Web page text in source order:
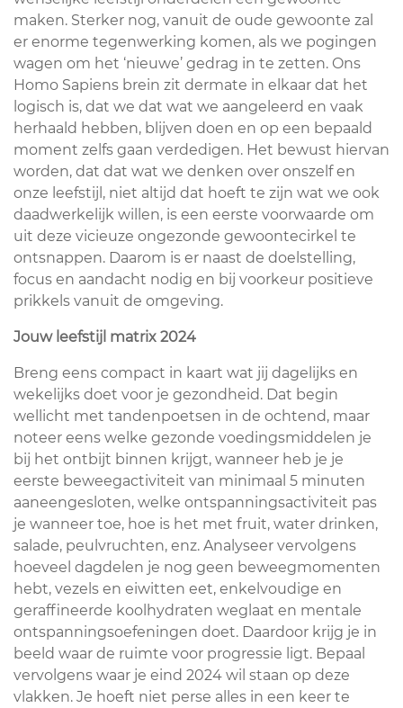
maken. Sterker nog, vanuit de oude gewoonte zal
er enorme tegenwerking komen, als we pogingen
wagen om het ‘nieuwe’ gedrag in te zetten. Ons
Homo Sapiens brein zit dermate in elkaar dat het
logisch is, dat we dat wat we aangeleerd en vaak
herhaald hebben, blijven doen en op een bepaald
moment zelfs gaan verdedigen. Het bewust hiervan
worden, dat dat wat we denken over onszelf en
onze leefstijl, niet altijd dat hoeft te zijn wat we ook
daadwerkelijk willen, is een eerste voorwaarde om
uit deze vicieuze ongezonde gewoontecirkel te
ontsnappen. Daarom is er naast de doelstelling,
focus en aandacht nodig en bij voorkeur positieve
prikkels vanuit de omgeving.
Jouw leefstijl matrix 2024
Breng eens compact in kaart wat jij dagelijks en
wekelijks doet voor je gezondheid. Dat begin
wellicht met tandenpoetsen in de ochtend, maar
noteer eens welke gezonde voedingsmiddelen je
bij het ontbijt binnen krijgt, wanneer heb je je
eerste beweegactiviteit van minimaal 5 minuten
aaneengesloten, welke ontspanningsactiviteit pas
je wanneer toe, hoe is het met fruit, water drinken,
salade, peulvruchten, enz. Analyseer vervolgens
hoeveel dagdelen je nog geen beweegmomenten
hebt, vezels en eiwitten eet, enkelvoudige en
geraffineerde koolhydraten weglaat en mentale
ontspanningsoefeningen doet. Daardoor krijg je in
beeld waar de ruimte voor progressie ligt. Bepaal
vervolgens waar je eind 2024 wil staan op deze
vlakken. Je hoeft niet perse alles in een keer te